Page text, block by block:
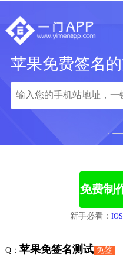
苹果免费签名
1
免费制
新手必看：
Q： 苹果免签名测试 免签